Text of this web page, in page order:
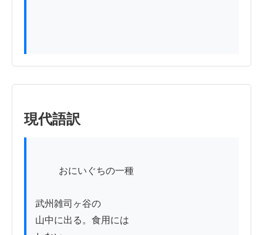
現代語訳
武州雑司ヶ谷の
山中に出る。食用には